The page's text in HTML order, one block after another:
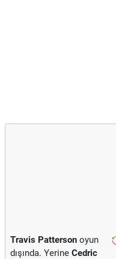
Travis Patterson oyun
dışında. Yerine Cedric